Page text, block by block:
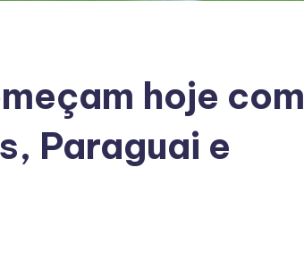
hoje com
Paraguai e